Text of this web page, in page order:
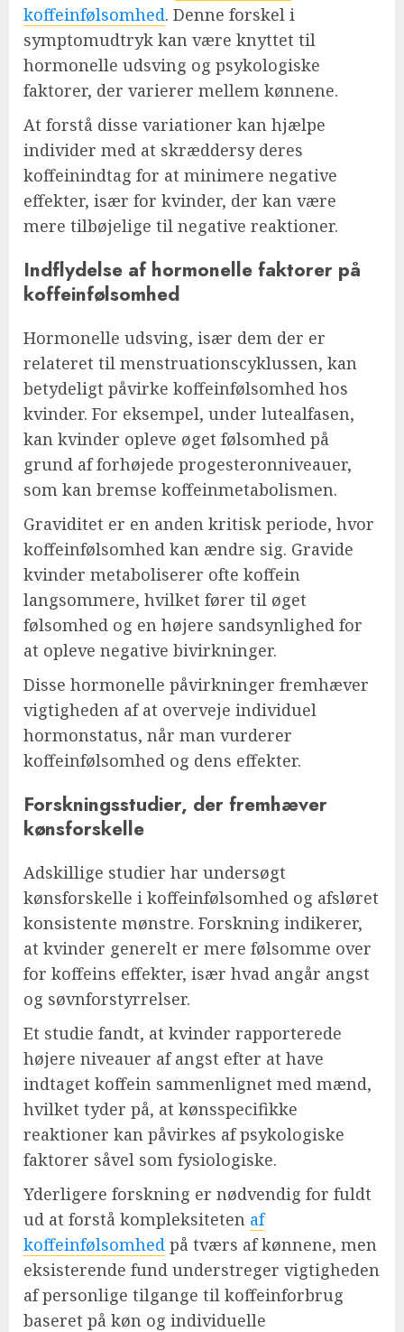
koffeinfølsomhed. Denne forskel i
symptomudtryk kan være knyttet til
hormonelle udsving og psykologiske
faktorer, der varierer mellem kønnene.
At forstå disse variationer kan hjælpe
individer med at skræddersy deres
koffeinindtag for at minimere negative
effekter, især for kvinder, der kan være
mere tilbøjelige til negative reaktioner.
Indflydelse af hormonelle faktorer på
koffeinfølsomhed
Hormonelle udsving, især dem der er
relateret til menstruationscyklussen, kan
betydeligt påvirke koffeinfølsomhed hos
kvinder. For eksempel, under lutealfasen,
kan kvinder opleve øget følsomhed på
grund af forhøjede progesteronniveauer,
som kan bremse koffeinmetabolismen.
Graviditet er en anden kritisk periode, hvor
koffeinfølsomhed kan ændre sig. Gravide
kvinder metaboliserer ofte koffein
langsommere, hvilket fører til øget
følsomhed og en højere sandsynlighed for
at opleve negative bivirkninger.
Disse hormonelle påvirkninger fremhæver
vigtigheden af at overveje individuel
hormonstatus, når man vurderer
koffeinfølsomhed og dens effekter.
Forskningsstudier, der fremhæver
kønsforskelle
Adskillige studier har undersøgt
kønsforskelle i koffeinfølsomhed og afsløret
konsistente mønstre. Forskning indikerer,
at kvinder generelt er mere følsomme over
for koffeins effekter, især hvad angår angst
og søvnforstyrrelser.
Et studie fandt, at kvinder rapporterede
højere niveauer af angst efter at have
indtaget koffein sammenlignet med mænd,
hvilket tyder på, at kønsspecifikke
reaktioner kan påvirkes af psykologiske
faktorer såvel som fysiologiske.
Yderligere forskning er nødvendig for fuldt
ud at forstå kompleksiteten af
koffeinfølsomhed på tværs af kønnene, men
eksisterende fund understreger vigtigheden
af personlige tilgange til koffeinforbrug
baseret på køn og individuelle